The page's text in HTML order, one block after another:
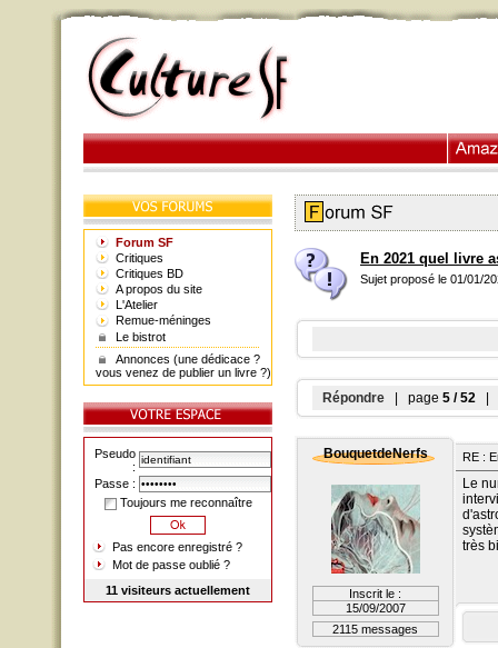
Forum SF
Critiques
Critiques BD
A propos du site
L'Atelier
Remue-méninges
Le bistrot
Annonces (une dédicace ?
vous venez de publier un livre ?)
Pseudo
:
Passe :
Toujours me reconnaître
Pas encore enregistré ?
Mot de passe oublié ?
11 visiteurs actuellement
En 2021 quel livre
Sujet proposé le 01/01/
Répondre | page 5 / 52
BouquetdeNerfs
Inscrit le :
15/09/2007
2115 messages
RE :
Le
très